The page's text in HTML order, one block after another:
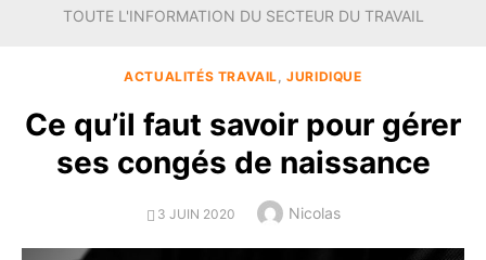
TOUTE L'INFORMATION DU SECTEUR DU TRAVAIL
ACTUALITÉS TRAVAIL ,JURIDIQUE
Ce qu’il faut savoir pour gérer
ses congés de naissance
POSTED
3 JUIN 2020 Author
Nicolas